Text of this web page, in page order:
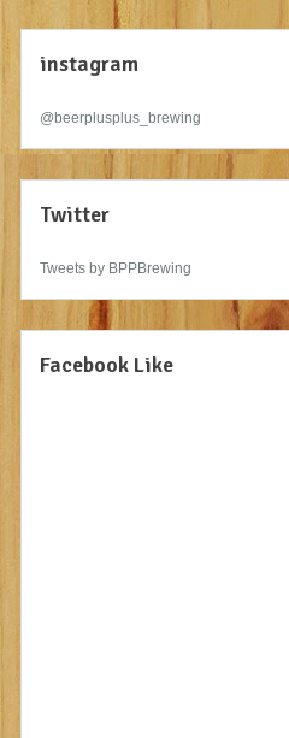
instagram
@beerplusplus_brewing
Twitter
Tweets by BPPBrewing
Facebook Like